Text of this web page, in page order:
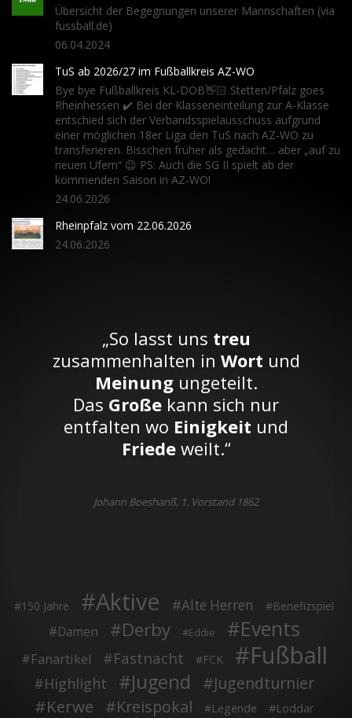
Übersicht der Begegnungen unserer Mannschaften (via
fussball.de)
06.04.2024
TuS ab 2026/27 im Fußballkreis AZ-WO
Bye bye Fußballkreis KL-DOB👋🏻 Stetten/Pfalz goes
Rheinhessen ✔️ Bei der Klasseneinteilung zur A-Klasse
entschied sich der Verbandsspielausschuss aufgrund
einer möglichen 18er Liga den TuS nach AZ-WO zu
transferieren. Bisschen früher als gedacht… aber „auf zu
neuen Ufern“ 😉 PS: Auch die SG II spielt ab der
kommenden Saison in AZ-WO!
24.06.2026
Rheinpfalz vom 22.06.2026
24.06.2026
„So lasst uns treu
zusammenhalten in Wort und
Meinungungeteilt.
Das Große kann sich nur
entfalten wo Einigkeit und
Friedeweilt.“
Johann Boeshanß, 1. Vorstand 1862
150 Jahre Aktive Alte Herren Benefizspiel
Damen Derby Eddie Events
Fanartikel Fastnacht FCK Fußball
Highlight Jugend Jugendturnier
Kerwe Kreispokal Legende Loddar